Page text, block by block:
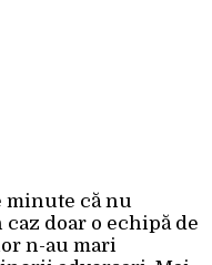
minute că nu
doar o echipă de
n-au mari